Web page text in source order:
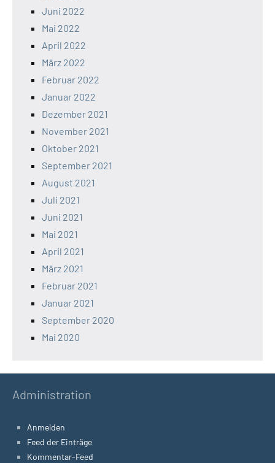
Juni 2022
Mai 2022
April 2022
März 2022
Februar 2022
Januar 2022
Dezember 2021
November 2021
Oktober 2021
September 2021
August 2021
Juli 2021
Juni 2021
Mai 2021
April 2021
März 2021
Februar 2021
Januar 2021
September 2020
Mai 2020
Administration
Anmelden
Feed der Einträge
Kommentar-Feed